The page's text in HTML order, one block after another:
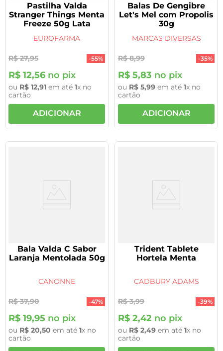
Pastilha Valda
Stranger Things Menta
Freeze 50g Lata
EUROFARMA
R$ 27,95 -55%
R$ 12,56 no pix
ou R$ 12,91 em até 1x no
cartão
ADICIONAR
Balas De Gengibre
Let's Mel com Propolis
30g
MARCAS DIVERSAS
R$ 8,99 -35%
R$ 5,83 no pix
ou R$ 5,99 em até 1x no
cartão
ADICIONAR
Bala Valda C Sabor
Laranja Mentolada 50g
CANONNE
R$ 37,90 -47%
R$ 19,95 no pix
ou R$ 20,50 em até 1x no
cartão
Trident Tablete
Hortela Menta
CADBURY ADAMS
R$ 3,99 -39%
R$ 2,42 no pix
ou R$ 2,49 em até 1x no
cartão